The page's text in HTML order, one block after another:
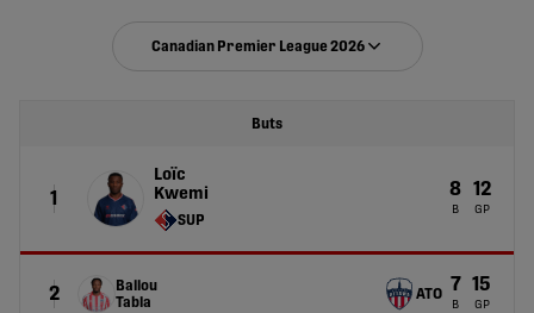
Canadian Premier League 2026
Buts
1
Loïc
Kwemi
SUP
8
B
12
GP
2
Ballou
Tabla
ATO 7
B
15
GP